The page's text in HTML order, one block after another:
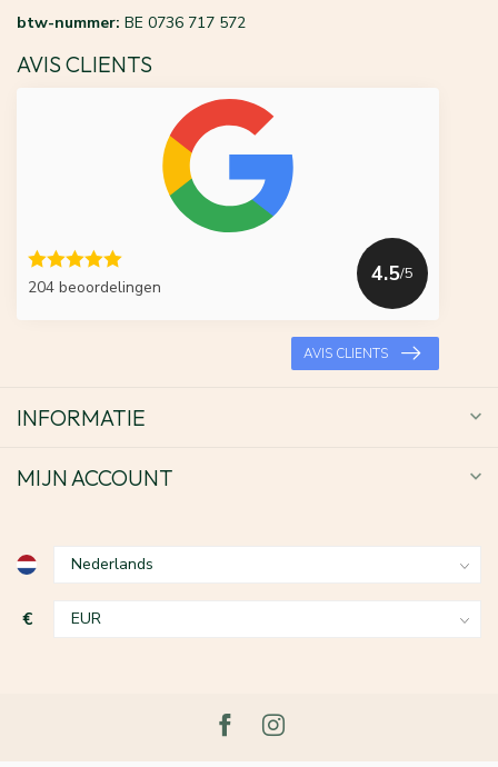
btw-nummer: BE 0736 717 572
AVIS CLIENTS
204 beoordelingen
4.5/5
AVIS CLIENTS
INFORMATIE
MIJN ACCOUNT
€